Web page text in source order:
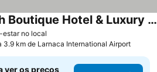
estar no local
Les Palmiers Beach Boutique Hotel & Luxury Apartments
3.9 km de Larnaca International Airport
ver os preços